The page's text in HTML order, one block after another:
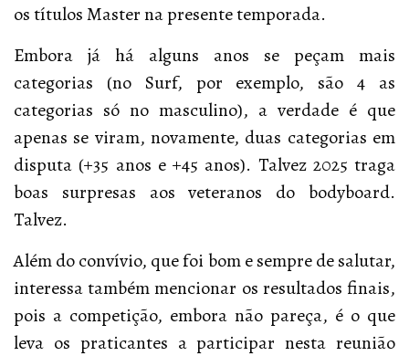
os títulos Master na presente temporada.
Embora já há alguns anos se peçam mais
categorias (no Surf, por exemplo, são 4 as
categorias só no masculino), a verdade é que
apenas se viram, novamente, duas categorias em
disputa (+35 anos e +45 anos). Talvez 2025 traga
boas surpresas aos veteranos do bodyboard.
Talvez.
Além do convívio, que foi bom e sempre de salutar,
interessa também mencionar os resultados finais,
pois a competição, embora não pareça, é o que
leva os praticantes a participar nesta reunião